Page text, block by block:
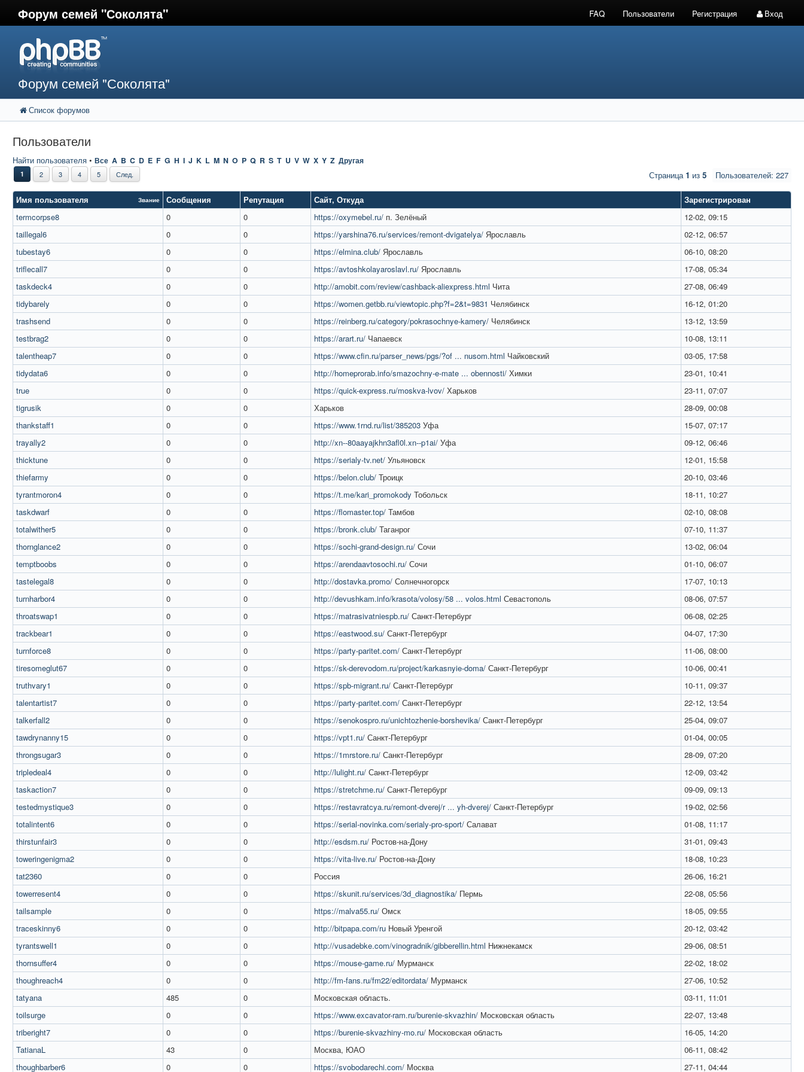
Форум семей "Соколята" FAQ Пользователи Регистрация Вход
Форум семей "Соколята"
Список форумов
Пользователи
Найти пользователя • Все A B C D E F G H I J K L M N O P Q R S T U V W X Y Z Другая
Пользователей: 227
1 2 3 4 5 След. Страница1 из 5
Имя пользователя Звание Сообщения Репутация Сайт, Откуда
Зарегистрирован
termcorpse8
0 0 https://oxymebel.ru/ п. Зелёный
12-02, 09:15
taillegal6
0 0 https://yarshina76.ru/services/remont-dvigatelya/ Ярославль
02-12, 06:57
tubestay6
0 0 https://elmina.club/ Ярославль
06-10, 08:20
triflecall7
0 0 https://avtoshkolayaroslavl.ru/ Ярославль
17-08, 05:34
taskdeck4
0 0 http://amobit.com/review/cashback-aliexpress.html Чита
27-08, 06:49
tidybarely
0 0 https://women.getbb.ru/viewtopic.php?f=2&t=9831 Челябинск
16-12, 01:20
trashsend
0 0 https://reinberg.ru/category/pokrasochnye-kamery/ Челябинск
13-12, 13:59
testbrag2
0 0 https://arart.ru/ Чапаевск
10-08, 13:11
talentheap7
0 0 https://www.cfin.ru/parser_news/pgs/?of ... nusom.html Чайковский
03-05, 17:58
tidydata6
0 0 http://homeprorab.info/smazochny-e-mate ... obennosti/ Химки
23-01, 10:41
true
0 0 https://quick-express.ru/moskva-lvov/ Харьков
23-11, 07:07
tigrusik
0 0 Харьков
28-09, 00:08
thankstaff1
0 0 https://www.1rnd.ru/list/385203 Уфа
15-07, 07:17
trayally2
0 0 http://xn--80aayajkhn3afl0l.xn--p1ai/ Уфа
09-12, 06:46
thicktune
0 0 https://serialy-tv.net/ Ульяновск
12-01, 15:58
thiefarmy
0 0 https://belon.club/ Троицк
20-10, 03:46
tyrantmoron4
0 0 https://t.me/kari_promokody Тобольск
18-11, 10:27
taskdwarf
0 0 https://flomaster.top/ Тамбов
02-10, 08:08
totalwither5
0 0 https://bronk.club/ Таганрог
07-10, 11:37
thornglance2
0 0 https://sochi-grand-design.ru/ Сочи
13-02, 06:04
temptboobs
0 0 https://arendaavtosochi.ru/ Сочи
01-10, 06:07
tastelegal8
0 0 http://dostavka.promo/ Солнечногорск
17-07, 10:13
turnharbor4
0 0 http://devushkam.info/krasota/volosy/58 ... volos.html Севастополь
08-06, 07:57
throatswap1
0 0 https://matrasivatniespb.ru/ Санкт-Петербург
06-08, 02:25
trackbear1
0 0 https://eastwood.su/ Санкт-Петербург
04-07, 17:30
turnforce8
0 0 https://party-paritet.com/ Санкт-Петербург
11-06, 08:00
tiresomeglut67
0 0 https://sk-derevodom.ru/project/karkasnyie-doma/ Санкт-Петербург
10-06, 00:41
truthvary1
0 0 https://spb-migrant.ru/ Санкт-Петербург
10-11, 09:37
talentartist7
0 0 https://party-paritet.com/ Санкт-Петербург
22-12, 13:54
talkerfall2
0 0 https://senokospro.ru/unichtozhenie-borshevika/ Санкт-Петербург
25-04, 09:07
tawdrynanny15
0 0 https://vpt1.ru/ Санкт-Петербург
01-04, 00:05
throngsugar3
0 0 https://1mrstore.ru/ Санкт-Петербург
28-09, 07:20
tripledeal4
0 0 http://lulight.ru/ Санкт-Петербург
12-09, 03:42
taskaction7
0 0 https://stretchme.ru/ Санкт-Петербург
09-09, 09:13
testedmystique3
0 0 https://restavratcya.ru/remont-dverej/r ... yh-dverej/ Санкт-Петербург
19-02, 02:56
totalintent6
0 0 https://serial-novinka.com/serialy-pro-sport/ Салават
01-08, 11:17
thirstunfair3
0 0 http://esdsm.ru/ Ростов-на-Дону
31-01, 09:43
toweringenigma2
0 0 https://vita-live.ru/ Ростов-на-Дону
18-08, 10:23
tat2360
0 0 Россия
26-06, 16:21
towerresent4
0 0 https://skunit.ru/services/3d_diagnostika/ Пермь
22-08, 05:56
tailsample
0 0 https://malva55.ru/ Омск
18-05, 09:55
traceskinny6
0 0 http://bitpapa.com/ru Новый Уренгой
20-12, 03:42
tyrantswell1
0 0 http://vusadebke.com/vinogradnik/gibberellin.html Нижнекамск
29-06, 08:51
thornsuffer4
0 0 https://mouse-game.ru/ Мурманск
22-02, 18:02
thoughreach4
0 0 http://fm-fans.ru/fm22/editordata/ Мурманск
27-06, 10:52
tatyana
485 0 Московская область.
03-11, 11:01
toilsurge
0 0 https://www.excavator-ram.ru/burenie-skvazhin/ Московская область
22-07, 13:48
triberight7
0 0 https://burenie-skvazhiny-mo.ru/ Московская область
16-05, 14:20
TatianaL
43 0 Москва, ЮАО
06-11, 08:42
thoughbarber6
0 0 https://svobodarechi.com/ Москва 27-11, 04:44